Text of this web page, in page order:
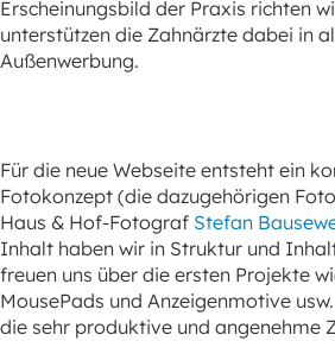
Erscheinungsbild der Praxis richten
unterstützen die Zahnärzte dabei in
Außenwerbung.
Für die neue Webseite entsteht ein
Fotokonzept (die dazugehörigen
Haus & Hof-Fotograf Stefan
Inhalt haben wir in Struktur und
freuen uns über die ersten Projekte
MousePads und Anzeigenmotive
die sehr produktive und angenehme